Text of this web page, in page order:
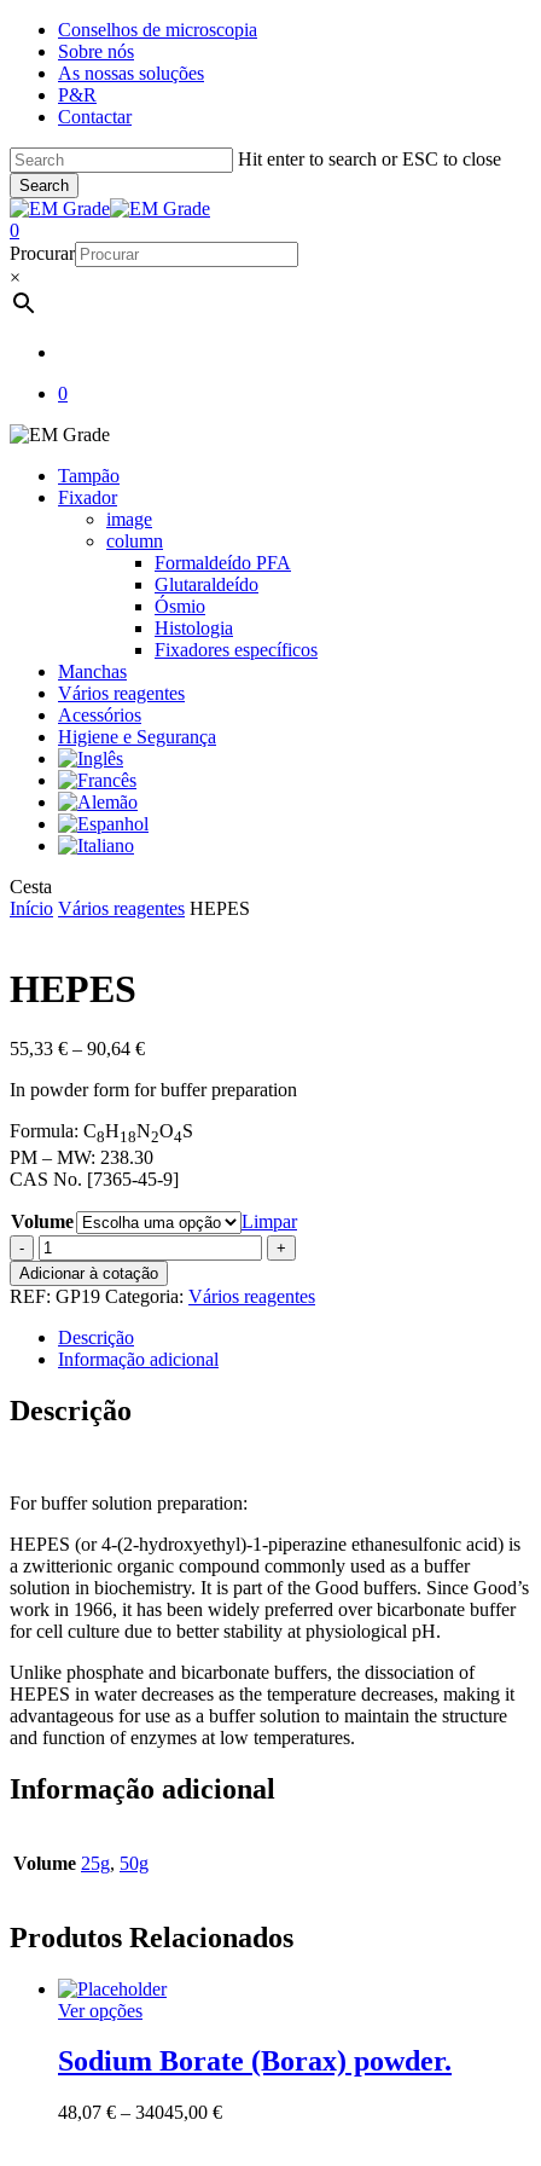
Skip
main
content
Conselhos de microscopia
Sobre nós
As nossas soluções
P&R
Contactar
Hit enter to search or ESC to close
Search
Close
Search
account
0
Menu
Procurar
×
0
Tampão
Fixador
image
column
Formaldeído PFA
Glutaraldeído
Ósmio
Histologia
Fixadores específicos
Manchas
Vários reagentes
Acessórios
Higiene e Segurança
Cesta
Cart
Início Vários reagentes HEPES
HEPES
55,33 € – 90,64 €Price
55,33 €
90,64 €
In powder form for buffer preparation
Formula: C8H18N2O4S
PM – MW: 238.30
CAS No. [7365-45-9]
Volume
Limpar
Quantidade
de
HEPES
Adicionar à cotação
REF: GP19 Categoria: Vários reagentes
Descrição
Informação adicional
Descrição
For buffer solution preparation:
HEPES (or 4-(2-hydroxyethyl)-1-piperazine ethanesulfonic acid) is
a zwitterionic organic compound commonly used as a buffer
solution in biochemistry. It is part of the Good buffers. Since Good’s
work in 1966, it has been widely preferred over bicarbonate buffer
for cell culture due to better stability at physiological pH.
Unlike phosphate and bicarbonate buffers, the dissociation of
HEPES in water decreases as the temperature decreases, making it
advantageous for use as a buffer solution to maintain the structure
and function of enzymes at low temperatures.
Informação adicional
Volume 25g, 50g
Produtos Relacionados
Ver opçõesThis
has
multiple
The
Sodium Borate (Borax) powder.
48,07 € – 34045,00 €Price